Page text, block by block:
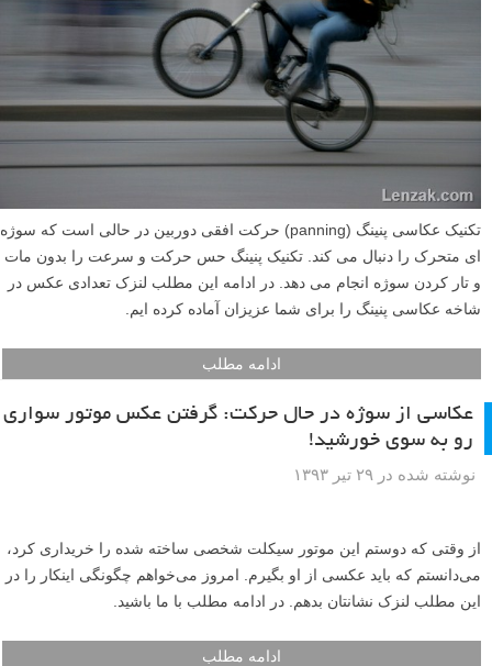
تکنیک عکاسی پنینگ (panning) حرکت افقی دوربین در حالی است که سوژه
ای متحرک را دنبال می کند. تکنیک پنینگ حس حرکت و سرعت را بدون مات
و تار کردن سوژه انجام می دهد. در ادامه این مطلب لنزک تعدادی عکس در
شاخه عکاسی پنینگ را برای شما عزیزان آماده کرده ایم.
ادامه مطلب
عکاسی از سوژه در حال حرکت: گرفتن عکس موتور سواری
رو به سوی خورشید!
نوشته شده در ۲۹ تیر ۱۳۹۳
از وقتی که دوستم این موتور سیکلت شخصی ساخته شده را خریداری کرد،
می‌دانستم که باید عکسی از او بگیرم. امروز می‌خواهم چگونگی اینکار را در
این مطلب لنزک نشانتان بدهم. در ادامه مطلب با ما باشید.
ادامه مطلب